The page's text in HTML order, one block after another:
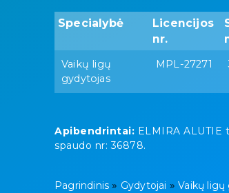
Specialybė
Licencijos
nr.
Vaikų ligų
gydytojas
MPL-27271
Apibendrintai: ELMIRA ALUTIE
spaudo nr: 36878.
Pagrindinis » Gydytojai »Vaikų